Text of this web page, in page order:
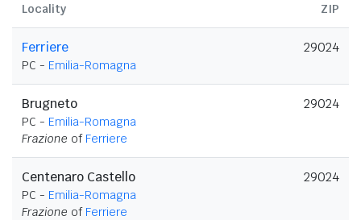
Locality ZIP
Ferriere
PC - Emilia-Romagna
29024
Brugneto
PC - Emilia-Romagna
Frazione of Ferriere
29024
Centenaro Castello
PC - Emilia-Romagna
Frazione of Ferriere
29024